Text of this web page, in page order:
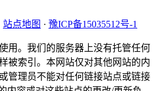
站点地图 · 豫ICP备15035512号-1
用。我们的服务器上没有托管任何
被索引。本网站仅对其他网站的内
管理员不能对任何链接站点或链接